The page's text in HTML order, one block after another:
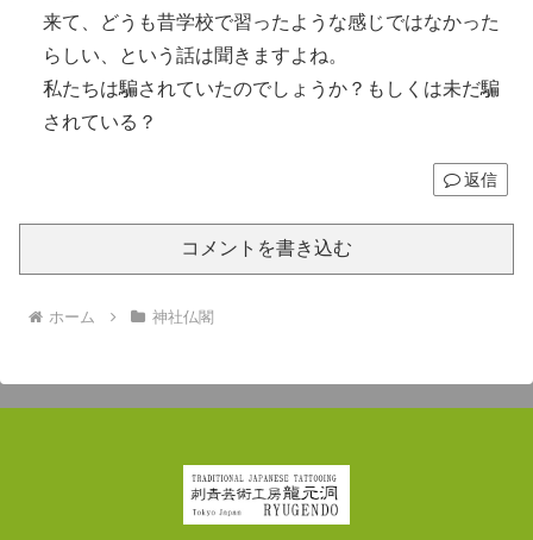
来て、どうも昔学校で習ったような感じではなかった
らしい、という話は聞きますよね。
私たちは騙されていたのでしょうか？もしくは未だ騙
されている？
返信
コメントを書き込む
ホーム 神社仏閣